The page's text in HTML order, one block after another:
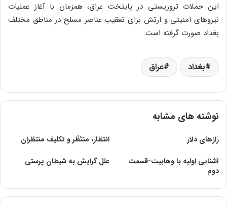
این حملات تروریستی در پایتخت عراق، همزمان با آغاز عملیات
نیروهای امنیتی و ارتش برای تعقیب عناصر مسلح در مناطق مختلف
بغداد صورت گرفته است.
بغداد عراق
نوشته های مشابه
رازهای دلار
انتظار، منتَظَر و تکلیف منتظران
آشنایی اولیه با وهابیت-قسمت
دوم
علل گرایش به شیطان پرستی